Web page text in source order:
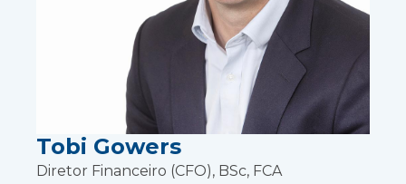
Tobi Gowers
Diretor Financeiro (CFO), BSc, FCA